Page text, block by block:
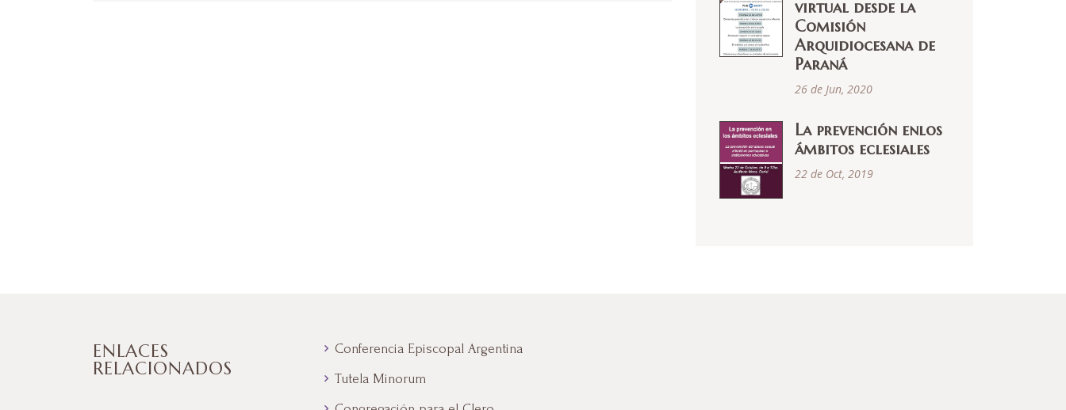
virtual desde la
Comisión
Arquidiocesana de
Paraná
26 de Jun, 2020
La prevención enlos
ámbitos eclesiales
22 de Oct, 2019
ENLACES
RELACIONADOS
Conferencia Episcopal Argentina
Tutela Minorum